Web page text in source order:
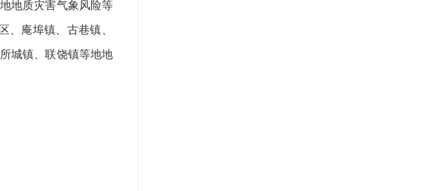
地质灾害气象风险等
、庵埠镇、古巷镇、
城镇、联饶镇等地地